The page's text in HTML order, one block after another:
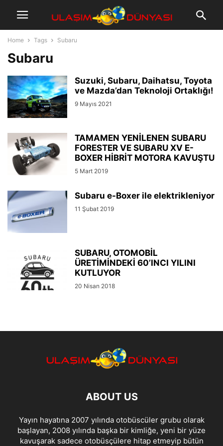
Home Tags Subaru
Subaru
Suzuki, Subaru, Daihatsu, Toyota
ve Mazda’dan Teknoloji Ortaklığı!
9 Mayıs 2021
TAMAMEN YENİLENEN SUBARU
FORESTER VE SUBARU XV E-
BOXER HİBRİT MOTORA KAVUŞTU
5 Mart 2019
Subaru e-Boxer ile elektrikleniyor
11 Şubat 2019
SUBARU, OTOMOBİL
ÜRETİMİNDEKİ 60’INCI YILINI
KUTLUYOR
20 Nisan 2018
ABOUT US
Yayın hayatına 2007 yılında otobüscüler grubu olarak
başlayan, 2008 yılında başka bir kimliğe, yeni bir yüze
kavuşarak sadece otobüsçülere hitap etmeyip bütün